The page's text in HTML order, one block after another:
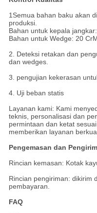
1Semua bahan baku akan
produksi.
Bahan untuk kepala
Bahan untuk Wedge: 20
2. Deteksi retakan dan
dan wedges.
3. pengujian kekerasan
4. Uji beban statis
Layanan kami: Kami
teknis, personalisasi dan
permintaan dan ketat
memberikan layanan
Pengemasan dan
Rincian kemasan: Kotak
Rincian pengiriman: dikirim
pembayaran.
FAQ